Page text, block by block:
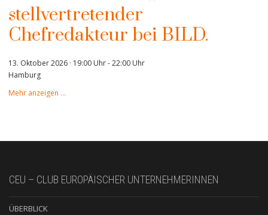
stellvertretender
Chefredakteur bei BILD.
13. Oktober 2026 · 19:00 Uhr-22:00 Uhr
Hamburg
Mehr anzeigen …
CEU – CLUB EUROPÄISCHER UNTERNEHMERINNEN
ÜBERBLICK